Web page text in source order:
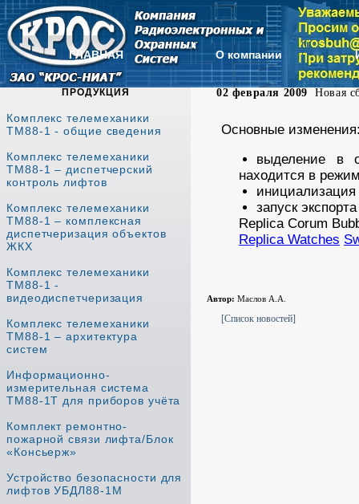
ГЛАВНАЯ
ПРОДУКЦИЯ
Комплекс телемеханики
ТМ88-1 - общие сведения
Комплекс телемеханики
ТМ88-1 – диспетчерский
контроль лифтов
Комплекс телемеханики
ТМ88-1 – комплексная
диспетчеризация объектов
ЖКХ
Комплекс телемеханики
ТМ88-1 -
видеодиспетчеризация
Комплекс телемеханики
ТМ88-1 – архитектура
систем
Информационно-
измерительная система
ТМ88-1Т для приборов учёта
Комплект ремонтно-
пожарной связи лифта/Блок
«Консьерж»
Устройство безопасности для
лифтов УБДЛ88-1М
О компании
02 февраля 2009 Новая
Основные
выделение в
находится в
инициализация
запуск
Replica Corum
Replica Watches
Автор: Маслов А.А.
[Список новостей]